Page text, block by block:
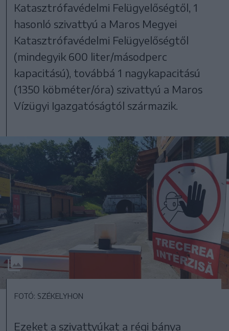
Katasztrófavédelmi Felügyelőségtől, 1
hasonló szivattyú a Maros Megyei
Katasztrófavédelmi Felügyelőségtől
(mindegyik 600 liter/másodperc
kapacitású), továbbá 1 nagykapacitású
(1350 köbméter/óra) szivattyú a Maros
Vízügyi Igazgatóságtól származik.
FOTÓ: SZÉKELYHON
Ezeket a szivattyúkat a régi bánya